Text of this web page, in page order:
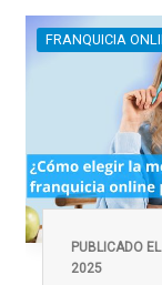
FRANQUICIA
PUBLICADO
2025